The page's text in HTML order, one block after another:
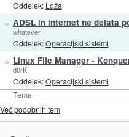
Tema
Oddelek: Loža
» ADSL in internet ne delata
whatever
Oddelek:Operacijski sistemi
» Linux File Manager -
d0rK
Oddelek:Operacijski sistemi
Več podobnih tem